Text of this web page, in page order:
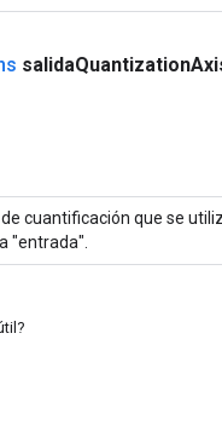
salidaQuantization
de cuantificación que se
"entrada".